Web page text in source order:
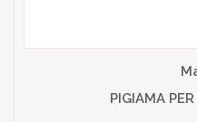
PIGIAMA